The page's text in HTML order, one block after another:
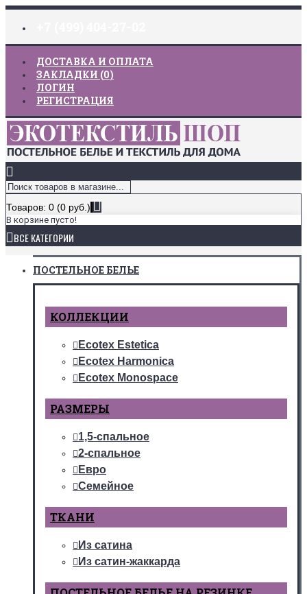
ДОСТАВКА И ОПЛАТА
ЗАКЛАДКИ (0)
ЛОГИН
РЕГИСТРАЦИЯ
Товаров: 0 (0 руб.)
В корзине пусто!
ВСЕ КАТЕГОРИИ
ПОСТЕЛЬНОЕ БЕЛЬЕ
КОЛЛЕКЦИИ
Ecotex Estetica
Ecotex Harmonica
Ecotex Monospace
РАЗМЕРЫ
1,5-спальное
2-спальное
Евро
Семейное
ТКАНИ
Из сатина
Из сатин-жаккарда